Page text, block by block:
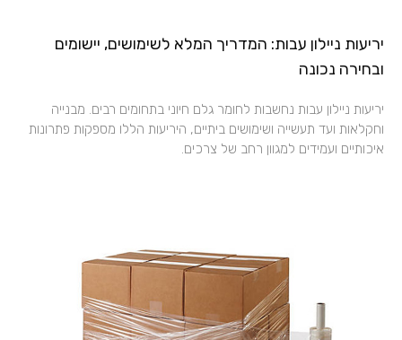
יריעות ניילון עבות: המדריך המלא לשימושים, יישומים
ובחירה נכונה
יריעות ניילון עבות נחשבות לחומר גלם חיוני בתחומים רבים. מבנייה
וחקלאות ועד תעשייה ושימושים ביתיים, היריעות הללו מספקות פתרונות
איכותיים ועמידים למגוון רחב של צרכים.